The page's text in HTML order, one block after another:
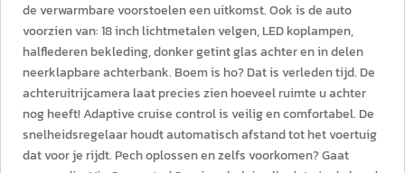
de verwarmbare voorstoelen een uitkomst. Ook is de auto
voorzien van: 18 inch lichtmetalen velgen, LED koplampen,
halflederen bekleding, donker getint glas achter en in delen
neerklapbare achterbank. Boem is ho? Dat is verleden tijd. De
achteruitrijcamera laat precies zien hoeveel ruimte u achter
nog heeft! Adaptive cruise control is veilig en comfortabel. De
snelheidsregelaar houdt automatisch afstand tot het voertuig
dat voor je rijdt. Pech oplossen en zelfs voorkomen? Gaat